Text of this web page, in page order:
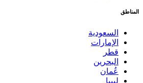
المناطق
السعودية
الإمارات
قطر
البحرين
عُمان
ليبيا